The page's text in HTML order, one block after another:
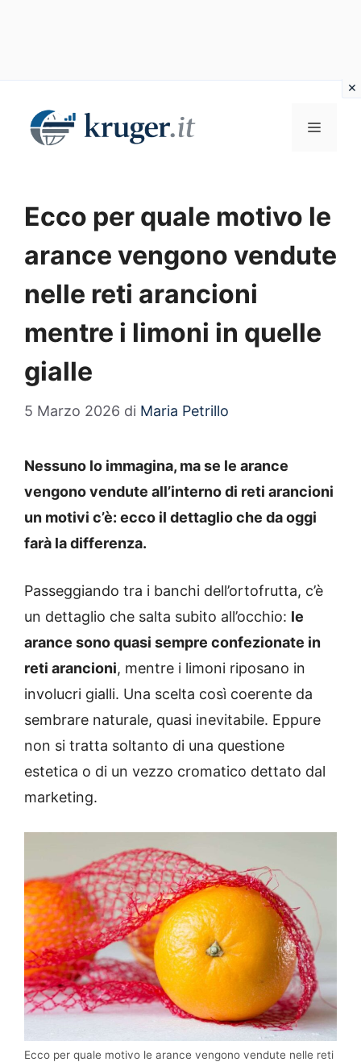
contenuto
MENU
Ecco per quale motivo le
arance vengono vendute
nelle reti arancioni
mentre i limoni in quelle
gialle
5 Marzo 2026 di Maria Petrillo
Nessuno lo immagina, ma se le arance
vengono vendute all’interno di reti arancioni
un motivi c’è: ecco il dettaglio che da oggi
farà la differenza.
Passeggiando tra i banchi dell’ortofrutta, c’è
un dettaglio che salta subito all’occhio: le
arance sono quasi sempre confezionate in
reti arancioni, mentre i limoni riposano in
involucri gialli. Una scelta così coerente da
sembrare naturale, quasi inevitabile. Eppure
non si tratta soltanto di una questione
estetica o di un vezzo cromatico dettato dal
marketing.
Ecco per quale motivo le arance vengono vendute nelle reti